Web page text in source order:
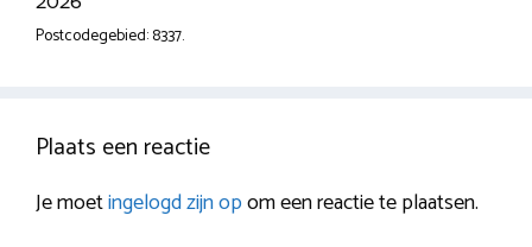
Postcodegebied: 8337.
Plaats een reactie
Je moetingelogd zijn opom een reactie te plaatsen.